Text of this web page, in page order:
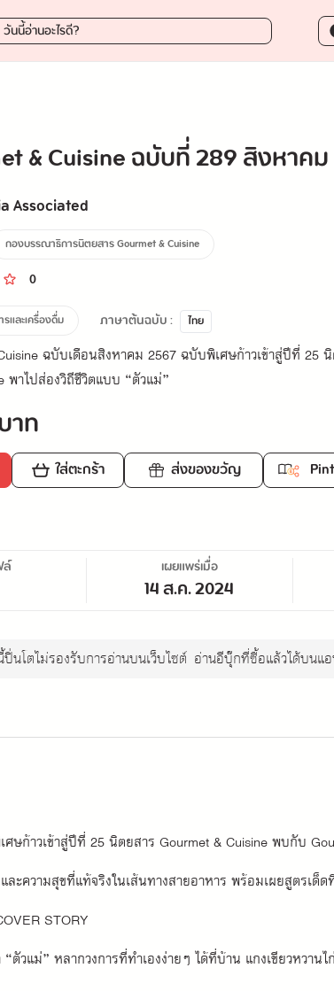
& Cuisine ฉบับที่ 289 สิงหาค
Associated
กองบรรณาธิการนิตยสาร Gourmet & Cuisine
0
และเครื่องดื่ม ภาษาต้นฉบับ : ไทย
ฉบับเดือนสิงหาคม 2567 ฉบับพิเศษก้าวเข้าสู่ปีที่ 25
พาไปส่องวิถีชีวิตแบบ “ตัวแม่”
าท
ใส่ตะกร้า ส่งของขวัญ
ล์ เผยแพร่เมื่อ
14 ส.ค. 2024
นโตไม่รองรับการอ่านบนเว็บไซต์ อ่านอีบุ๊กที่ซื้อแล้วได้บนแ
ก้าวเข้าสู่ปีที่ 25 นิตยสาร Gourmet & Cuisine พบกับ
ะความสุขที่แท้จริงในเส้นทางสายอาหาร พร้อมเผยสูตร
STORY
ตัวแม่” หลากวงการที่ทำเองง่ายๆ ได้ที่บ้าน แกงเขียวหวา